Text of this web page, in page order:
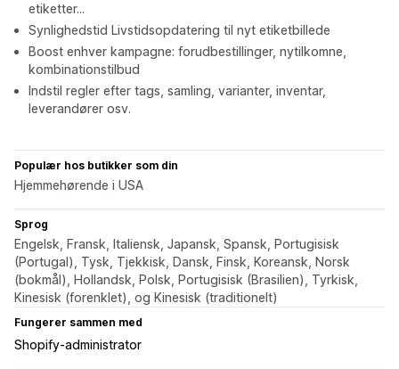
etiketter...
Synlighedstid Livstidsopdatering til nyt etiketbillede
Boost enhver kampagne: forudbestillinger, nytilkomne,
kombinationstilbud
Indstil regler efter tags, samling, varianter, inventar,
leverandører osv.
Populær hos butikker som din
Hjemmehørende i USA
Sprog
Engelsk, Fransk, Italiensk, Japansk, Spansk, Portugisisk
(Portugal), Tysk, Tjekkisk, Dansk, Finsk, Koreansk, Norsk
(bokmål), Hollandsk, Polsk, Portugisisk (Brasilien), Tyrkisk,
Kinesisk (forenklet), og Kinesisk (traditionelt)
Fungerer sammen med
Shopify-administrator